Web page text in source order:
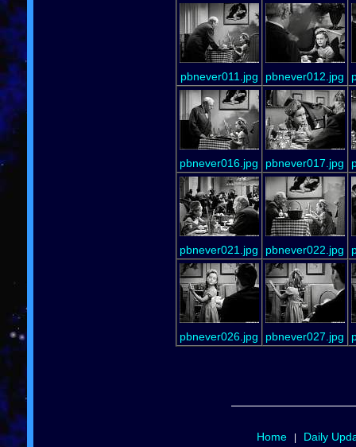
pbnever011.jpg pbnever012.jpg
pbnever016.jpg pbnever017.jpg
pbnever021.jpg pbnever022.jpg
pbnever026.jpg pbnever027.jpg
Home Daily